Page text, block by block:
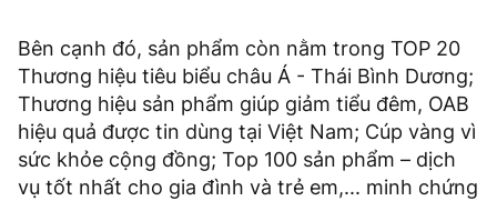
Bên cạnh đó, sản phẩm còn nằm trong TOP 20
Thương hiệu tiêu biểu châu Á - Thái Bình Dương;
Thương hiệu sản phẩm giúp giảm tiểu đêm, OAB
hiệu quả được tin dùng tại Việt Nam; Cúp vàng vì
sức khỏe cộng đồng; Top 100 sản phẩm – dịch
vụ tốt nhất cho gia đình và trẻ em,... minh chứng